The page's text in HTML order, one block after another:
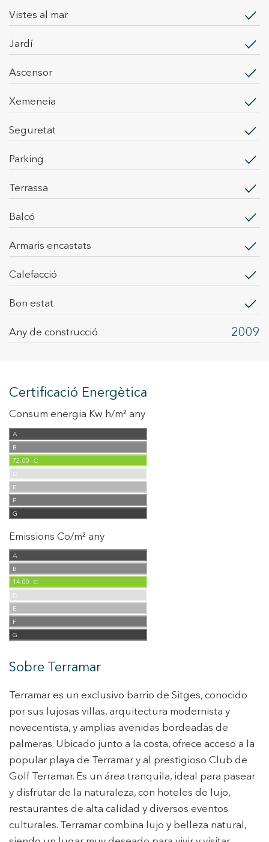
vistes al mar
jardí
ascensor
xemeneia
seguretat
parking
terrassa
balcó
armaris encastats
calefacció
Bon estat
Any de construcció 2009
Certificació Energètica
Consum energia Kw h/m² any
A
B
72.00
C
D
E
F
G
Emissions Co/m² any
A
B
14.00
C
D
E
F
G
Sobre Terramar
Terramar es un exclusivo barrio de Sitges, conocido
por sus lujosas villas, arquitectura modernista y
novecentista, y amplias avenidas bordeadas de
palmeras. Ubicado junto a la costa, ofrece acceso a la
popular playa de Terramar y al prestigioso Club de
Golf Terramar. Es un área tranquila, ideal para pasear
y disfrutar de la naturaleza, con hoteles de lujo,
restaurantes de alta calidad y diversos eventos
culturales. Terramar combina lujo y belleza natural,